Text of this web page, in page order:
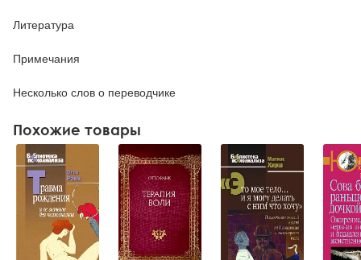
Литература
Примечания
Несколько слов о переводчике
Похожие товары